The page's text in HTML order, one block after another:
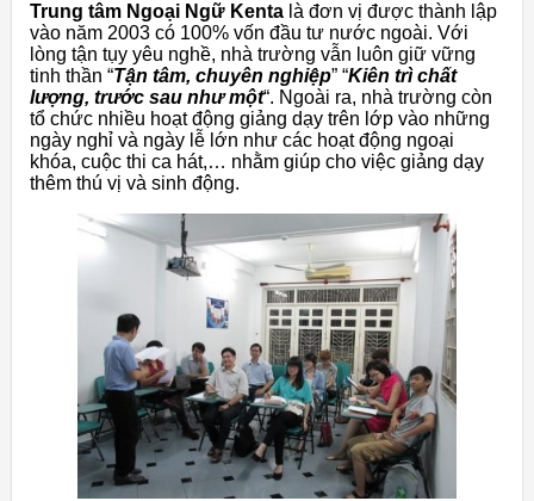
Trung tâm Ngoại Ngữ Kenta là đơn vị được thành lập
vào năm 2003 có 100% vốn đầu tư nước ngoài. Với
lòng tận tụy yêu nghề, nhà trường vẫn luôn giữ vững
tinh thần “Tận tâm, chuyên nghiệp” “Kiên trì chất
lượng, trước sau như một“. Ngoài ra, nhà trường còn
tổ chức nhiều hoạt động giảng dạy trên lớp vào những
ngày nghỉ và ngày lễ lớn như các hoạt động ngoại
khóa, cuộc thi ca hát,… nhằm giúp cho việc giảng dạy
thêm thú vị và sinh động.